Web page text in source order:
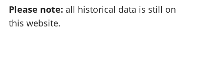
Please note: all historical data is still on
this website.